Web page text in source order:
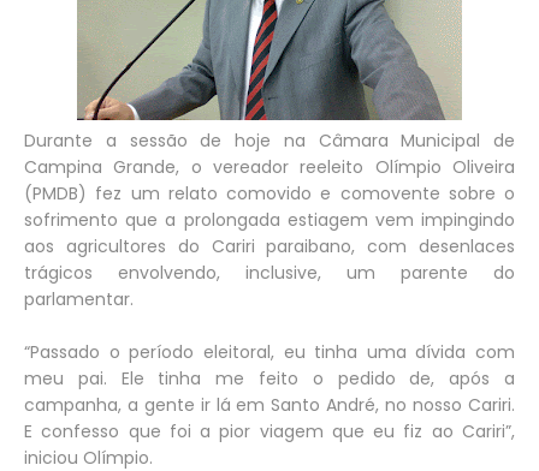
Durante a sessão de hoje na Câmara Municipal de
Campina Grande, o vereador reeleito Olímpio Oliveira
(PMDB) fez um relato comovido e comovente sobre o
sofrimento que a prolongada estiagem vem impingindo
aos agricultores do Cariri paraibano, com desenlaces
trágicos envolvendo, inclusive, um parente do
parlamentar.
“Passado o período eleitoral, eu tinha uma dívida com
meu pai. Ele tinha me feito o pedido de, após a
campanha, a gente ir lá em Santo André, no nosso Cariri.
E confesso que foi a pior viagem que eu fiz ao Cariri”,
iniciou Olímpio.